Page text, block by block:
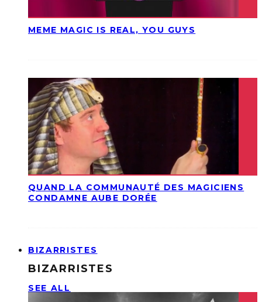
MEME MAGIC IS REAL, YOU GUYS
QUAND LA COMMUNAUTÉ DES MAGICIENS
CONDAMNE AUBE DORÉE
BIZARRISTES
BIZARRISTES
SEE ALL